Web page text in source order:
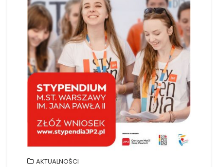
AKTUALNOŚCI